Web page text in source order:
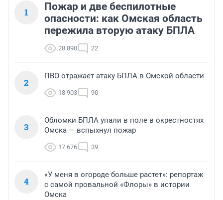
1
Пожар и две беспилотные
опасности: как Омская область
пережила вторую атаку БПЛА
28 890 22
2
ПВО отражает атаку БПЛА в Омской области
18 903 90
3
Обломки БПЛА упали в поле в окрестностях
Омска — вспыхнул пожар
17 676 39
4
«У меня в огороде больше растет»: репортаж
с самой провальной «Флоры» в истории
Омска